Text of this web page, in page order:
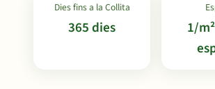
Dies fins a la Collita
365 dies
1/